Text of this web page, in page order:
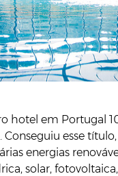
hotel em Portugal
Conseguiu esse
energias
solar,